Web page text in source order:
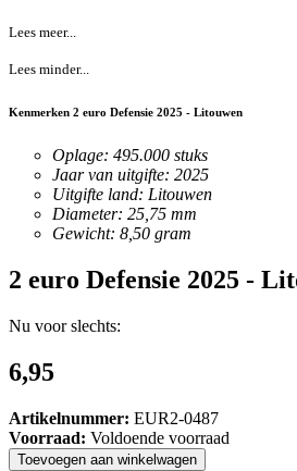
Lees meer...
Lees minder...
Kenmerken 2 euro Defensie 2025 - Litouwen
Oplage: 495.000 stuks
Jaar van uitgifte: 2025
Uitgifte land: Litouwen
Diameter: 25,75 mm
Gewicht: 8,50 gram
2 euro Defensie 2025 -
Nu voor slechts:
6,95
Artikelnummer: EUR2-0487
Voorraad: Voldoende voorraad
Toevoegen aan winkelwagen